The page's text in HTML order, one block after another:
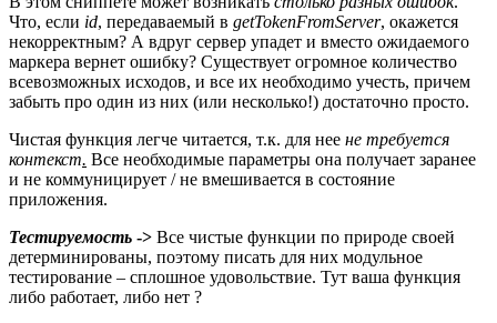
Что, если id, передаваемый в getTokenFromServer, окажется
некорректным? А вдруг сервер упадет и вместо ожидаемого
маркера вернет ошибку? Существует огромное количество
всевозможных исходов, и все их необходимо учесть, причем
забыть про один из них (или несколько!) достаточно просто.
Чистая функция легче читается, т.к. для нее не требуется
контекст. Все необходимые параметры она получает заранее
и не коммуницирует / не вмешивается в состояние
приложения.
Тестируемость -> Все чистые функции по природе своей
детерминированы, поэтому писать для них модульное
тестирование – сплошное удовольствие. Тут ваша функция
либо работает, либо нет ?